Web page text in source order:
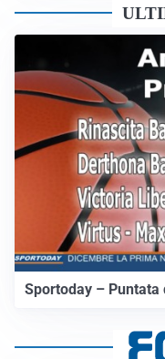
Sportoday –